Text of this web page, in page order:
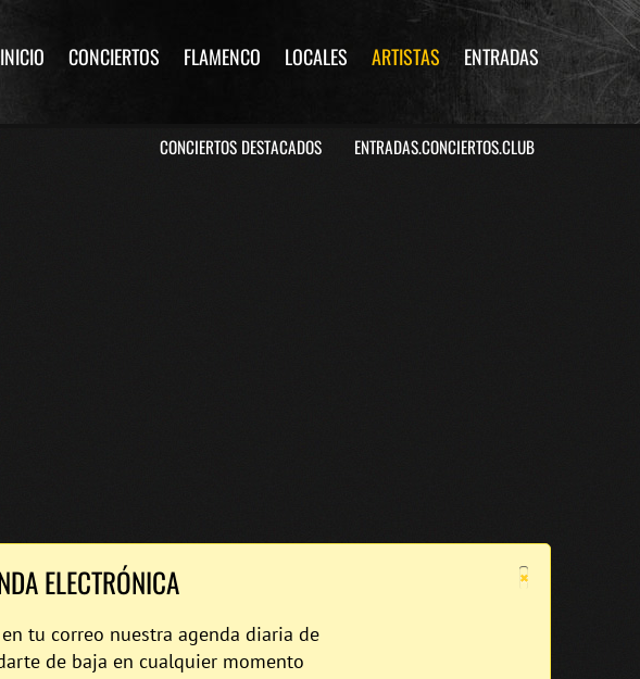
INICIO CONCIERTOS FLAMENCO LOCALES ARTISTAS ENTRADAS
CONCIERTOS DESTACADOS ENTRADAS.CONCIERTOS.CLUB
×
ELECTRÓNICA
tu correo nuestra agenda diaria de
de baja en cualquier momento